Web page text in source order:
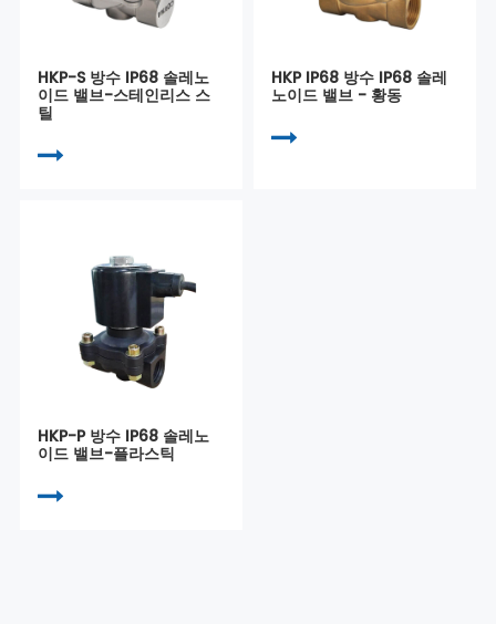
HKP-S 방수 IP68 솔레노
이드 밸브-스테인리스 스
틸
HKP IP68 방수 IP68 솔레
노이드 밸브 - 황동
HKP-P 방수 IP68 솔레노
이드 밸브-플라스틱